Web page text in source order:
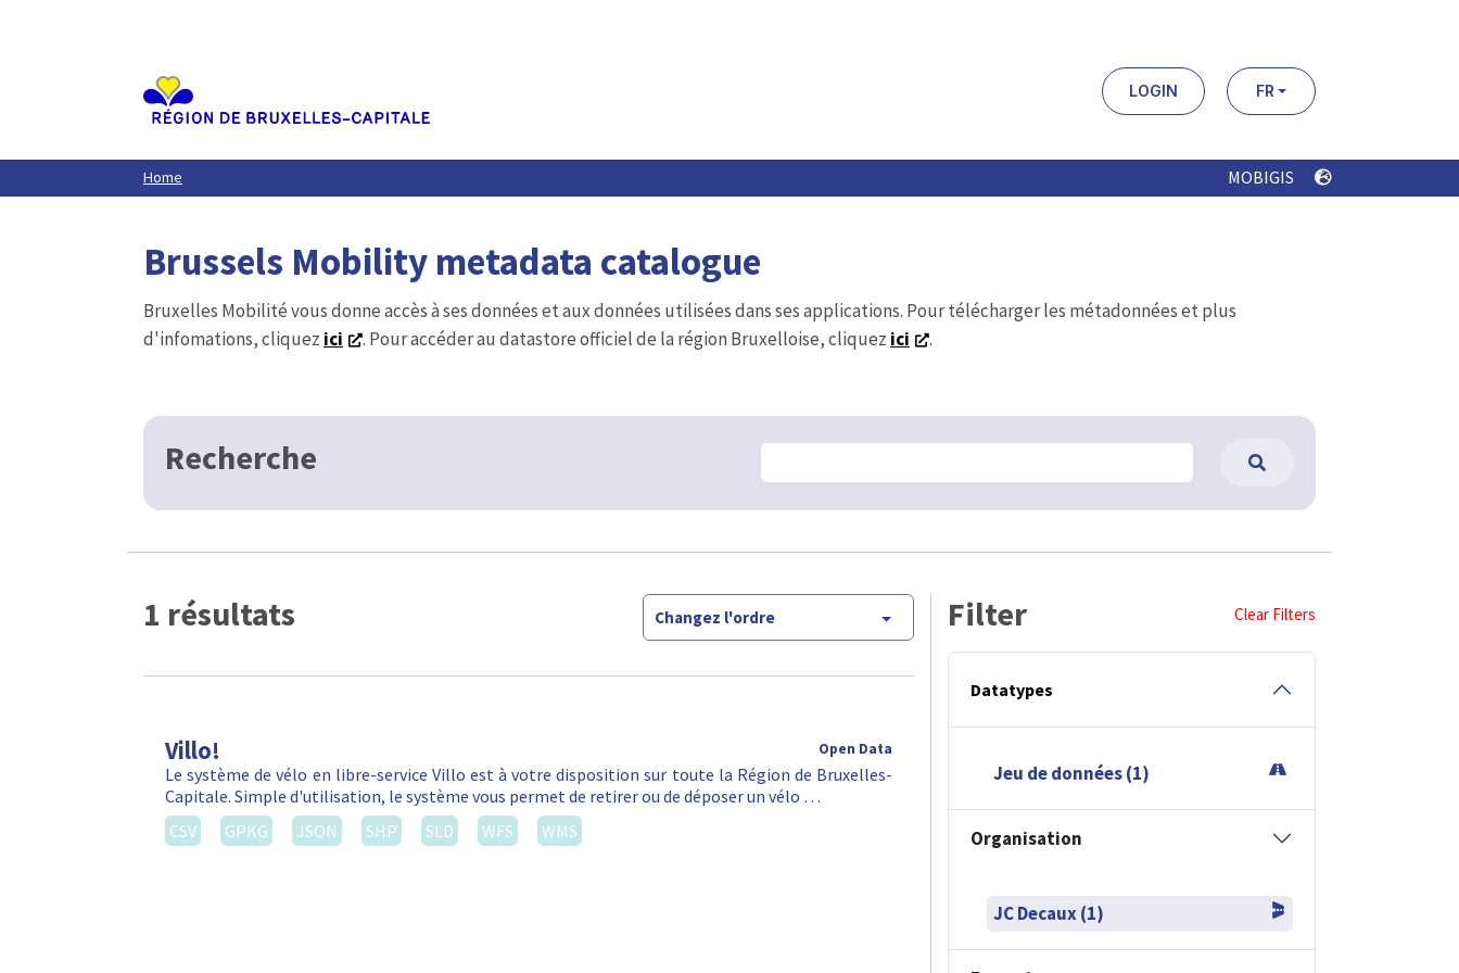
LOGIN FR
Home MOBIGIS
Brussels Mobility metadata catalogue
Bruxelles Mobilité vous donne accès à ses données et aux données utilisées dans ses applications. Pour télécharger les métadonnées et plus
d'infomations, cliquez ici . Pour accéder au datastore officiel de la région Bruxelloise, cliquez ici .
Recherche
1 résultats Changez l'ordre
Villo! Open Data
Le système de vélo en libre-service Villo est à votre disposition sur toute la Région de Bruxelles-
Capitale. Simple d'utilisation, le système vous permet de retirer ou de déposer un vélo …
CSV
GPKG JSON SHP SLD WFS WMS
Filter Clear Filters
Datatypes
Jeu de données (1)
Organisation
JC Decaux (1)